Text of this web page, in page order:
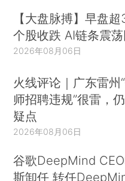
【大盘脉搏】早盘
个股收跌 AI链条震
2026年08月06日
火线评论｜广东雷州
师招聘违规”很雷，
疑点
2026年08月06日
谷歌DeepMind
斯卸任 转任